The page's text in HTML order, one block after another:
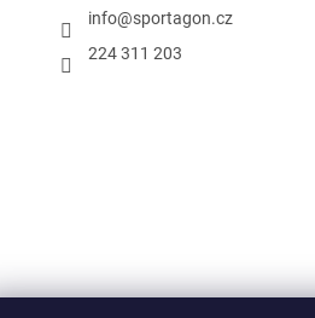
info@sportagon.cz
224 311 203